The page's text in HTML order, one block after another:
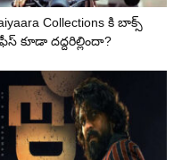
Collections కి బాక్స్
కూడా దద్దరిల్లిందా?